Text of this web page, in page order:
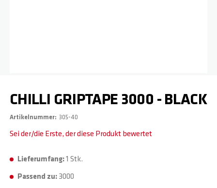
CHILLI GRIPTAPE 3000 - BLACK
Artikelnummer 305-40
Sei der/die Erste, der diese Produkt bewertet
Lieferumfang:1 Stk.
Passend zu: 3000